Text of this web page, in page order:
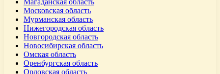
Магаданская область
Московская область
Мурманская область
Нижегородская область
Новгородская область
Новосибирская область
Омская область
Оренбургская область
Орловская область